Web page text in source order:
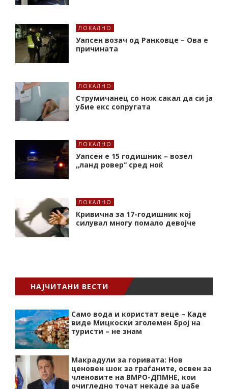
ЛОКАЛНО
Уапсен возач од Ранковце – Ова е
причината
ЛОКАЛНО
Струмичанец со нож сакал да си ја
убие екс сопругата
ЛОКАЛНО
Уапсен е 15 годишник – возел
„ланд ровер“ сред ноќ
ЛОКАЛНО
Кривична за 17-годишник кој
силувал многу помало девојче
НАЈЧИТАНИ ВЕСТИ
Само вода и користат веце – Каде
виде Мицкоски зголемен број на
туристи – не знам
Макрадули за горивата: Нов
ценовен шок за граѓаните, освен за
членовите на ВМРО-ДПМНЕ, кои
очигледно точат некаде за џабе